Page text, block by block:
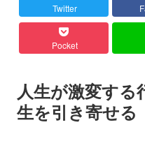
Twitter
Pocket
人生が激変する
生を引き寄せる